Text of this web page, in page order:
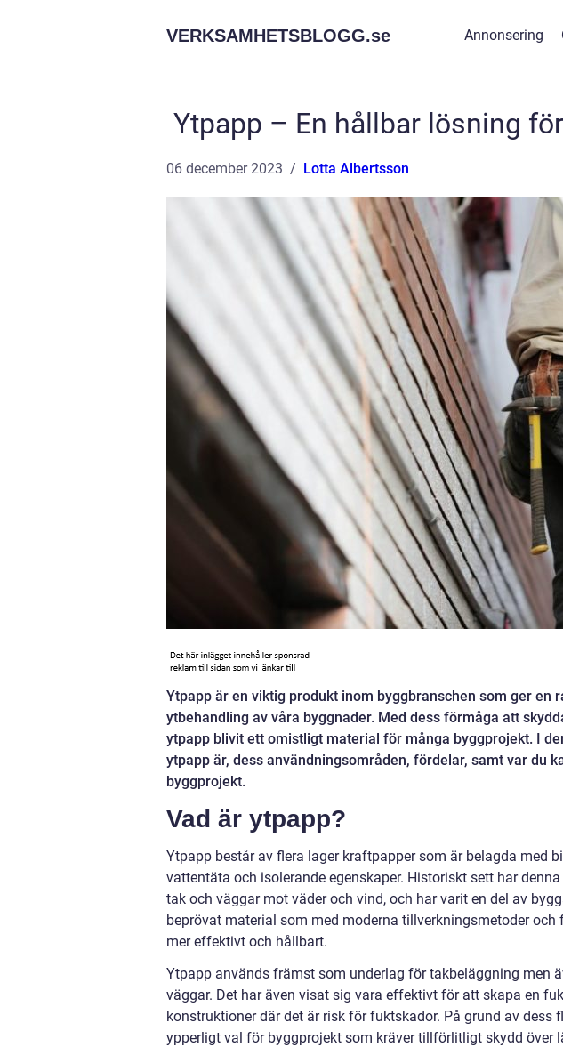
VERKSAMHETSBLOGG.se Annonsering
Ytpapp – En hållbar lösning
06 december 2023 Lotta Albertsson
Ytpapp är en viktig produkt inom byggbranschen som ger en
ytbehandling av våra byggnader. Med dess förmåga att
ytpapp blivit ett omistligt material för många byggprojekt. I
ytpapp är, dess användningsområden, fördelar, samt var du
byggprojekt.
Vad är ytpapp?
Ytpapp består av flera lager kraftpapper som är belagda med
vattentäta och isolerande egenskaper. Historiskt sett har
tak och väggar mot väder och vind, och har varit en del av
beprövat material som med moderna tillverkningsmetoder
mer effektivt och hållbart.
Ytpapp används främst som underlag för takbeläggning men
väggar. Det har även visat sig vara effektivt för att skapa en
konstruktioner där det är risk för fuktskador. På grund av
ypperligt val för byggprojekt som kräver tillförlitligt skydd över